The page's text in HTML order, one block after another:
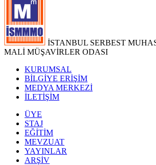
İSTANBUL SERBEST
MALİ MÜŞAVİRLER ODASI
KURUMSAL
BİLGİYE ERİŞİM
MEDYA MERKEZİ
İLETİŞİM
ÜYE
STAJ
EĞİTİM
MEVZUAT
YAYINLAR
ARŞİV